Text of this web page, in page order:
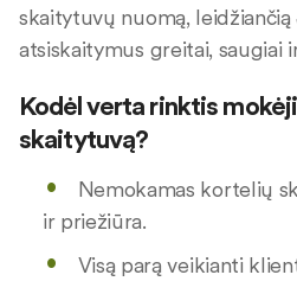
skaitytuvų nuomą,
atsiskaitymus greitai, saugiai
Kodėl verta rinktis
skaitytuvą?
Nemokamas kortelių
ir priežiūra.
Visą parą veikianti